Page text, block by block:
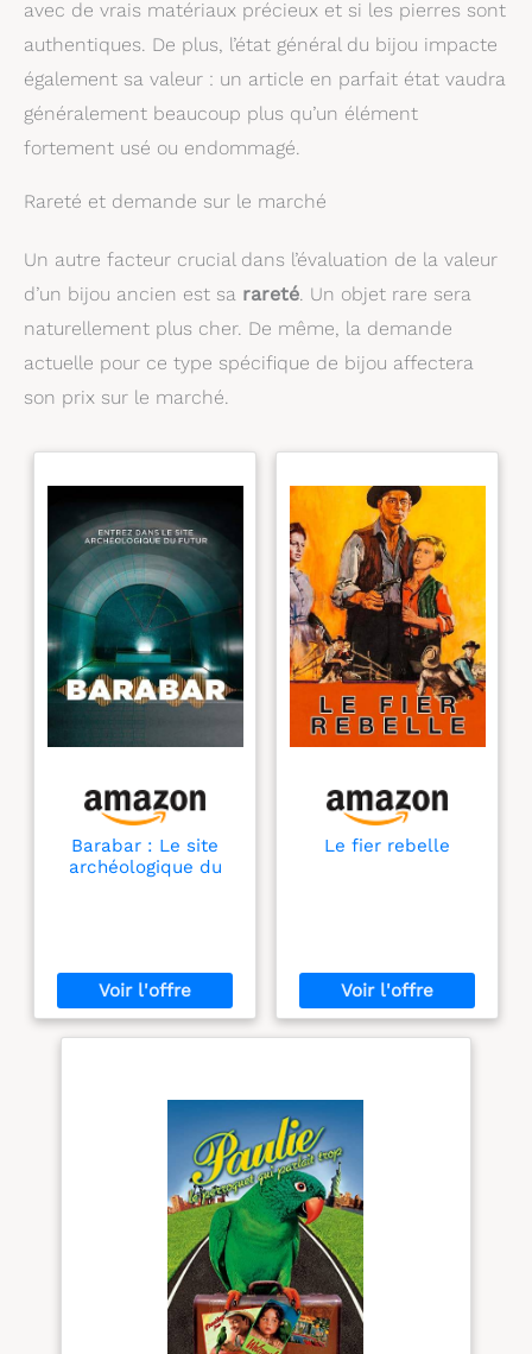
avec de vrais matériaux précieux et si les pierres sont
authentiques. De plus, l’état général du bijou impacte
également sa valeur : un article en parfait état vaudra
généralement beaucoup plus qu’un élément
fortement usé ou endommagé.
Rareté et demande sur le marché
Un autre facteur crucial dans l’évaluation de la valeur
d’un bijou ancien est sa rareté. Un objet rare sera
naturellement plus cher. De même, la demande
actuelle pour ce type spécifique de bijou affectera
son prix sur le marché.
Barabar : Le site
archéologique du
Le fier rebelle